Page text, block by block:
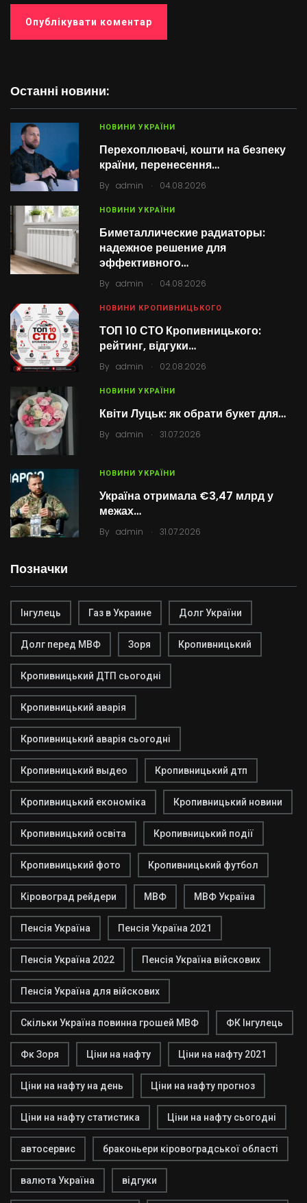
Останні новини:
НОВИНИ УКРАЇНИ
Перехоплювачі, кошти на безпеку
країни, перенесення…
By admin . 04.08.2026
НОВИНИ УКРАЇНИ
Биметаллические радиаторы:
надежное решение для
эффективного…
By admin . 04.08.2026
НОВИНИ КРОПИВНИЦЬКОГО
ТОП 10 СТО Кропивницького:
рейтинг, відгуки…
By admin . 02.08.2026
НОВИНИ УКРАЇНИ
Квіти Луцьк: як обрати букет для…
By admin . 31.07.2026
НОВИНИ УКРАЇНИ
Україна отримала €3,47 млрд у
межах…
By admin . 31.07.2026
Позначки
Інгулець Газ в Украине Долг України
Долг перед МВФ Зоря Кропивницький
Кропивницький ДТП сьогодні
Кропивницький аварія
Кропивницький аварія сьогодні
Кропивницький выдео Кропивницький дтп
Кропивницький економіка Кропивницький новини
Кропивницький освіта Кропивницький події
Кропивницький фото Кропивницький футбол
Кіровоград рейдери МВФ МВФ Україна
Пенсія Україна Пенсія Україна 2021
Пенсія Україна 2022 Пенсія Україна війскових
Пенсія Україна для війскових
Скільки Україна повинна грошей МВФ ФК Інгулець
Фк Зоря Ціни на нафту Ціни на нафту 2021
Ціни на нафту на день Ціни на нафту прогноз
Ціни на нафту статистика Ціни на нафту сьогодні
автосервис браконьери кіровоградської області
валюта Україна відгуки